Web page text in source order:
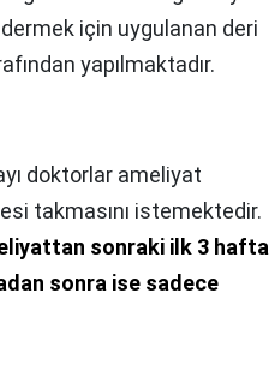
için uygulanan deri
yapılmaktadır.
doktorlar ameliyat
takmasını istemektedir.
sonraki ilk 3 hafta
sonra ise sadece